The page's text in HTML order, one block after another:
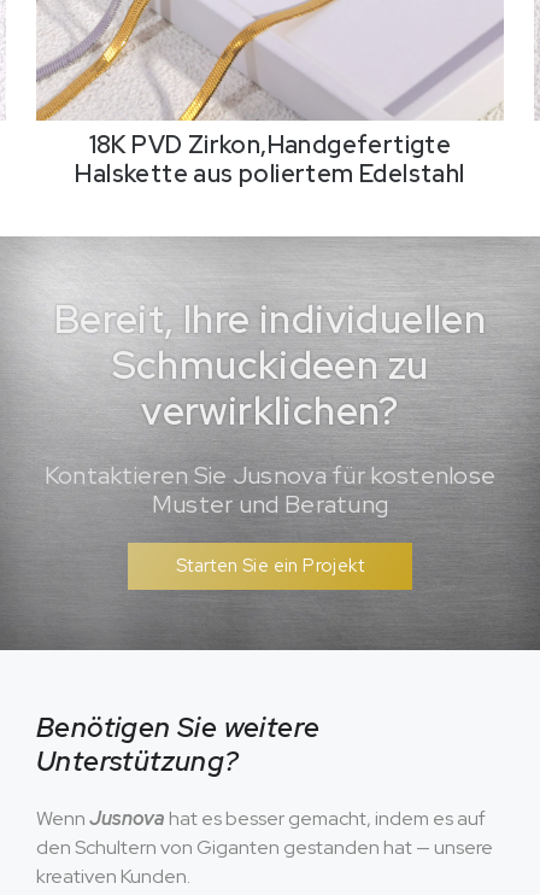
18K PVD Zirkon,Handgefertigte
Halskette aus poliertem Edelstahl
Bereit, Ihre individuellen
Schmuckideen zu
verwirklichen?
Kontaktieren Sie Jusnova für kostenlose
Muster und Beratung
Starten Sie ein Projekt
Benötigen Sie weitere
Unterstützung?
WennJusnova hat es besser gemacht, indem es auf
den Schultern von Giganten gestanden hat — unsere
kreativen Kunden.